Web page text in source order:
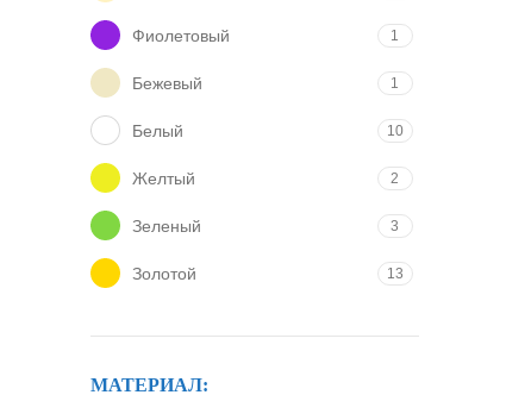
Фиолетовый 1
Бежевый 1
Белый 10
Желтый 2
Зеленый 3
Золотой 13
МАТЕРИАЛ: